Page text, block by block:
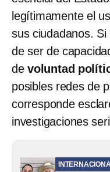
legítimamente el
sus ciudadanos.
de ser de
devoluntad
posibles redes de
corresponde
investigaciones